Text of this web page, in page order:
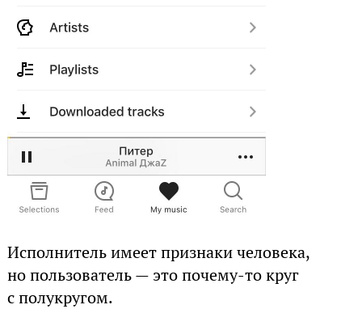
Исполнитель имеет признаки человека,
но пользователь — это почему-то круг
с полукругом.